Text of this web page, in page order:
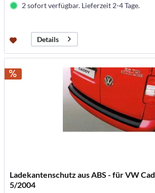
2 sofort verfügbar. Lieferzeit 2-4 Tage.
Details
Ladekantenschutz aus ABS - für VW
5/2004